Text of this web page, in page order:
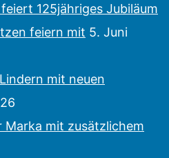
125jähriges Jubiläum
feiern mit 5. Juni
mit neuen
Marka mit zusätzlichem